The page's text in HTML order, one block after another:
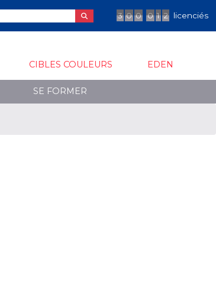
3 0 0 0 1 2 licenciés
CIBLES COULEURS EDEN
SE FORMER